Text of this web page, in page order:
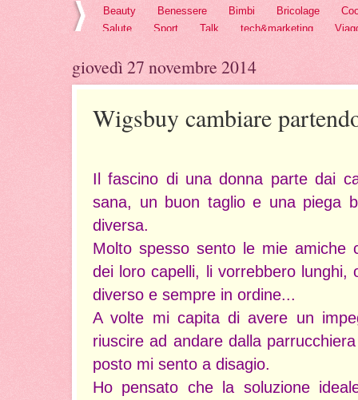
Beauty Benessere Bimbi Bricolage
Salute
Sport Talk tech&marketing
giovedì 27 novembre 2014
Wigsbuy cambiare
Il fascino di una donna parte dai
sana, un buon taglio e una piega
diversa.
Molto spesso sento le mie amiche
dei loro capelli, li vorrebbero lunghi,
diverso e sempre in ordine...
A volte mi capita di avere un
riuscire ad andare dalla
posto mi sento a disagio.
Ho pensato che la soluzione